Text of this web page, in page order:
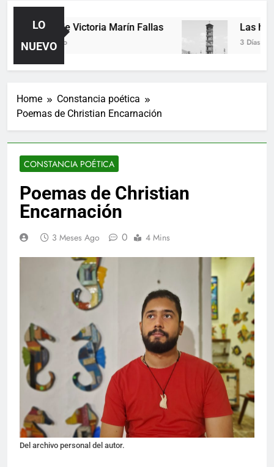
LO
NUEVO
Poemas de Victoria Marín Fallas
24 Horas Ago
Las horas
3 Días Ago
Home
Constancia poética
Poemas de Christian Encarnación
CONSTANCIA POÉTICA
Poemas de Christian
Encarnación
3 Meses Ago 0 4 Mins
Del archivo personal del autor.